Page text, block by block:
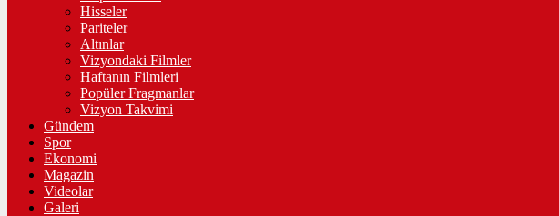
Hisseler
Pariteler
Altınlar
Vizyondaki Filmler
Haftanın Filmleri
Popüler Fragmanlar
Vizyon Takvimi
Gündem
Spor
Ekonomi
Magazin
Videolar
Galeri